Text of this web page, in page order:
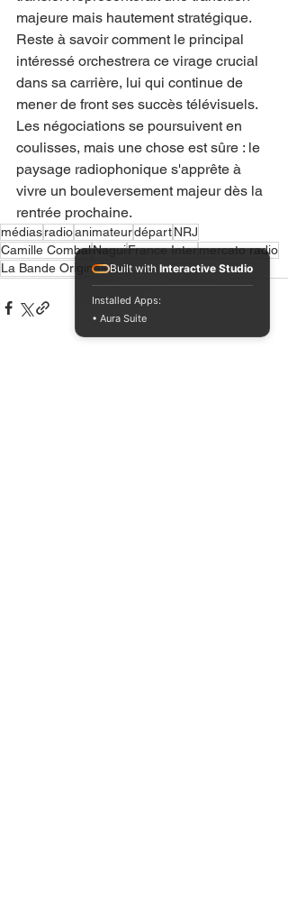
majeure mais hautement stratégique.
Reste à savoir comment le principal
intéressé orchestrera ce virage crucial
dans sa carrière, lui qui continue de
mener de front ses succès télévisuels.
Les négociations se poursuivent en
coulisses, mais une chose est sûre : le
paysage radiophonique s'apprête à
vivre un bouleversement majeur dès la
rentrée prochaine.
médiasradioanimateurdépartNRJ
Camille CombalNaguiFrance Intermercato radio
La Bande OriginaleBuilt with Interactive Studio
Installed Apps:
• Aura Suite